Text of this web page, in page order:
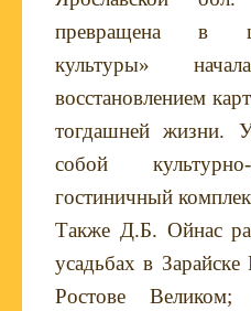
превращена в
культуры»
восстановлением
тогдашней жизни.
собой
гостиничный
Также Д.Б. Ойнас
усадьбах в
Ростове Великом;